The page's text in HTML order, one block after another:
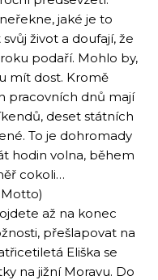
jaké je to
život a doufají, že
podaří. Mohlo by,
mít dost. Kromě
pracovních dnů mají
deset státních
To je dohromady
hodin volna, během
cokoli…
Motto)
až na konec
přešlapovat na
Eliška se
na jižní Moravu. Do